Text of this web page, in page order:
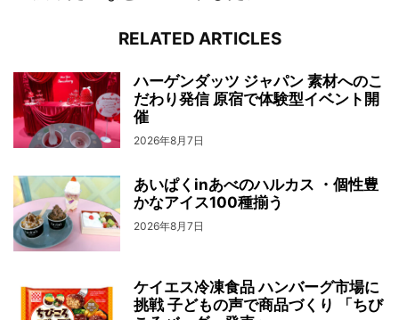
RELATED ARTICLES
ハーゲンダッツ ジャパン 素材へのこ
だわり発信 原宿で体験型イベント開
催
2026年8月7日
あいぱくinあべのハルカス ・個性豊
かなアイス100種揃う
2026年8月7日
ケイエス冷凍食品 ハンバーグ市場に
挑戦 子どもの声で商品づくり 「ちび